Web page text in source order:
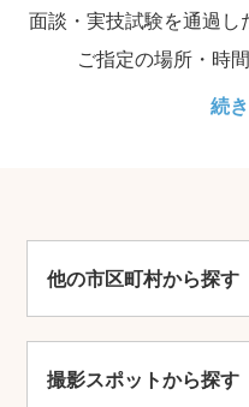
面談・実技試験を通過し
ご指定の場所・時
続
他の市区町村から探す
撮影スポットから探す